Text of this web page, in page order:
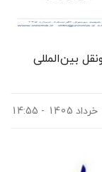
بین‌المللی